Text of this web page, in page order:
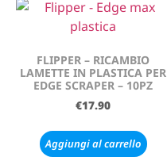
FLIPPER – RICAMBIO
LAMETTE IN PLASTICA PER
EDGE SCRAPER – 10PZ
€17.90
Aggiungi al carrello